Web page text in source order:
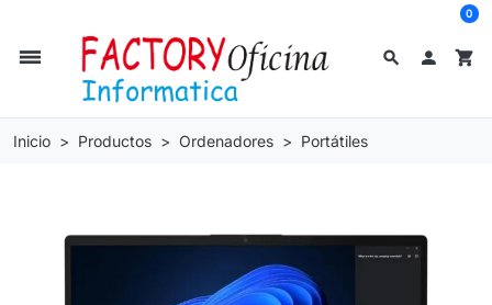
search
dehaze  shopping_cart
0
Inicio Productos Ordenadores Portátiles